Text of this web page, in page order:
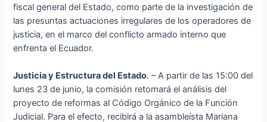
fiscal general del Estado, como parte de la investigación de
las presuntas actuaciones irregulares de los operadores de
justicia, en el marco del conflicto armado interno que
enfrenta el Ecuador.
Justicia y Estructura del Estado. – A partir de las 15:00 del
lunes 23 de junio, la comisión retomará el análisis del
proyecto de reformas al Código Orgánico de la Función
Judicial. Para el efecto, recibirá a la asambleísta Mariana